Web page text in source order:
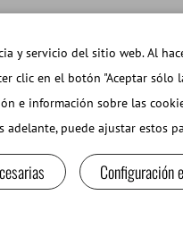
EQUIPOS Y
y servicio del sitio web. Al
clic en el botón "Aceptar sólo
e información sobre las
puede ajustar estos
Configuración